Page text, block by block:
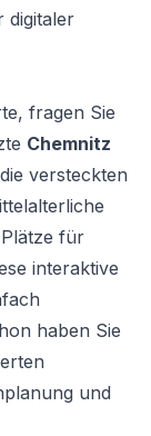
digitaler
fragen Sie
Chemnitz
versteckten
für
interaktive
haben Sie
und